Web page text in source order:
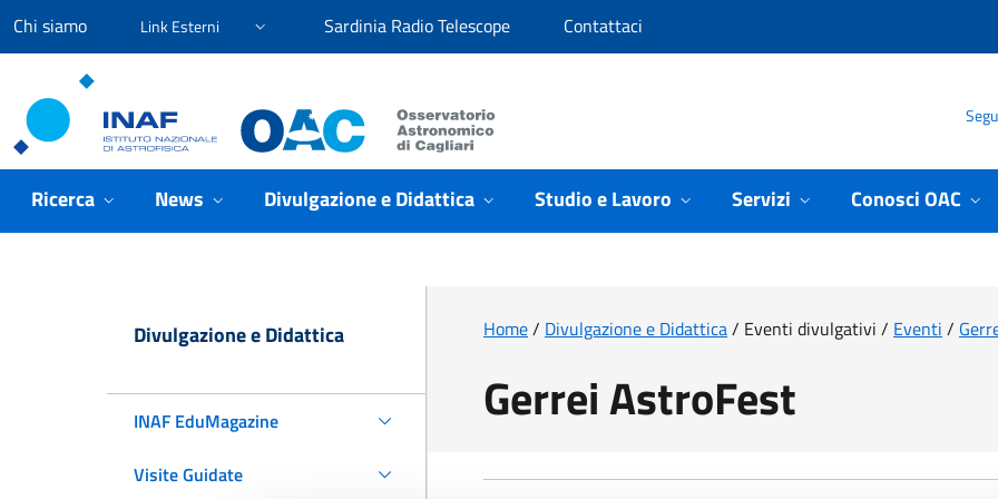
Vai ai contenuti
Vai al menu di navigazione
Vai al footer
Chi siamo Link Esterni Sardinia Radio Telescope Contattaci
Osservatorio Astronomico Cagliari
Ricerca News Divulgazione e Didattica Studio e Lavoro Servizi Conosci OAC
Divulgazione e Didattica
INAF EduMagazine
Visite Guidate
Home/ Divulgazione e Didattica/ Eventi divulgativi / Eventi /
Gerrei AstroFest